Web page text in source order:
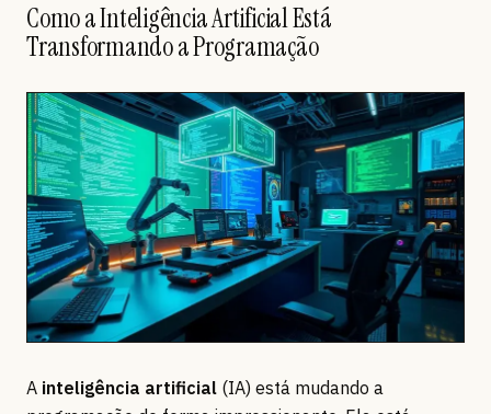
Como a Inteligência Artificial Está
Transformando a Programação
A inteligência artificial (IA) está mudando a